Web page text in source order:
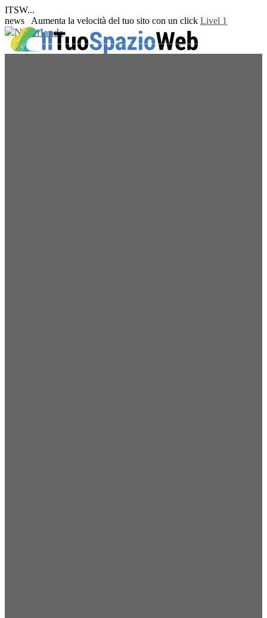
ITSW...
news
Aumenta la velocità del tuo sito con un click Livel 1